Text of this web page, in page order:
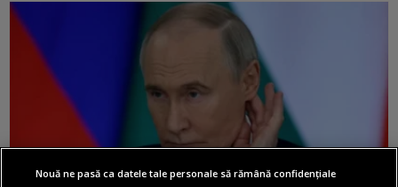
Nouă ne pasă ca datele tale personale să rămână confidențiale